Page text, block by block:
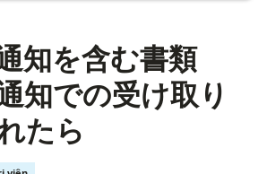
知を含む書類
知での受け取り
たら